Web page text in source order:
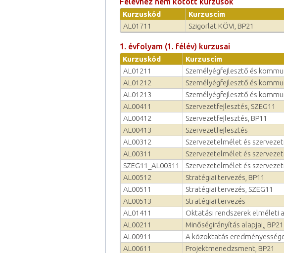
Kurzuskód Kurzuscím
AL01711
Szigorlat KÖVI, BP21
1. évfolyam (1. félév) kurzusai
Kurzuskód Kurzuscím
AL01211
Személyégfejlesztő és
AL01212
Személyégfejlesztő és
AL01213
Személyégfejlesztő és
AL00411
Szervezetfejlesztés, SZEG11
AL00412
Szervezetfejlesztés, BP11
AL00413
Szervezetfejlesztés
AL00312
Szervezetelmélet és
AL00311
Szervezetelmélet és
SZEG11_AL00311
Szervezetelmélet és
AL00512
Stratégiai tervezés, BP11
AL00511
Stratégiai tervezés, SZEG11
AL00513
Stratégiai tervezés
AL01411
Oktatási rendszerek elméleti
AL00211
Minőségirányítás alapjai,, BP21
AL00911
A közoktatás
AL00611
Projektmenedzsment, BP21